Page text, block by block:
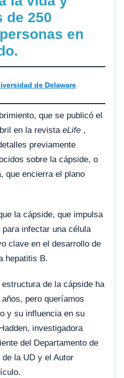
de 250
en
de Delaware
que se publicó el
en la revistaeLife ,
previamente
sobre la cápside, o
que encierra el plano
la cápside, que impulsa
infectar una célula
clave en el desarrollo de
hepatitis B.
de la cápside ha
pero queríamos
y su influencia en su
investigadora
del Departamento de
la UD y el Autor